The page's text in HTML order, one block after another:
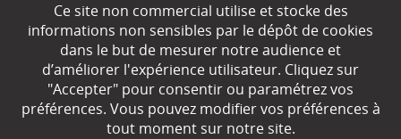
Partenaires
Espace Presse
Plan du site
Ce site non commercial utilise et stocke des
informations non sensibles par le dépôt de cookies
dans le but de mesurer notre audience et
d’améliorer l'expérience utilisateur. Cliquez sur
"Accepter" pour consentir ou paramétrez vos
préférences. Vous pouvez modifier vos préférences à
tout moment sur notre site.